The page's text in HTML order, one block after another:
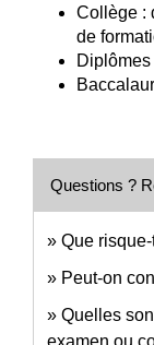
Collège :
de
Questions ?
Que
Peut-on
Quelles
examen ou